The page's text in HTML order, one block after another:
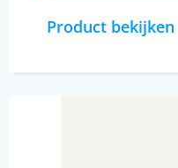
Product bekijken